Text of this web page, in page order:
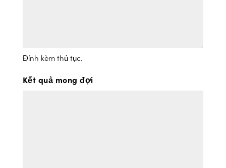
Đính kèm thủ tục.
Kết quả mong đợi